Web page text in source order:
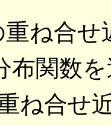
ね合
布関数
ね合せ